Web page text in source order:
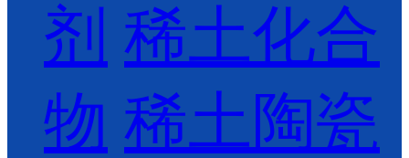
剂 稀土化合
物 稀土陶瓷